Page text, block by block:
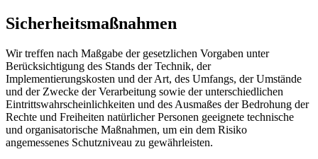
Sicherheitsmaßnahmen
Wir treffen nach Maßgabe der gesetzlichen Vorgaben unter
Berücksichtigung des Stands der Technik, der
Implementierungskosten und der Art, des Umfangs, der Umstände
und der Zwecke der Verarbeitung sowie der unterschiedlichen
Eintrittswahrscheinlichkeiten und des Ausmaßes der Bedrohung der
Rechte und Freiheiten natürlicher Personen geeignete technische
und organisatorische Maßnahmen, um ein dem Risiko
angemessenes Schutzniveau zu gewährleisten.